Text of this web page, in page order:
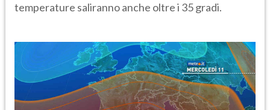
temperature saliranno anche oltre i 35 gradi.